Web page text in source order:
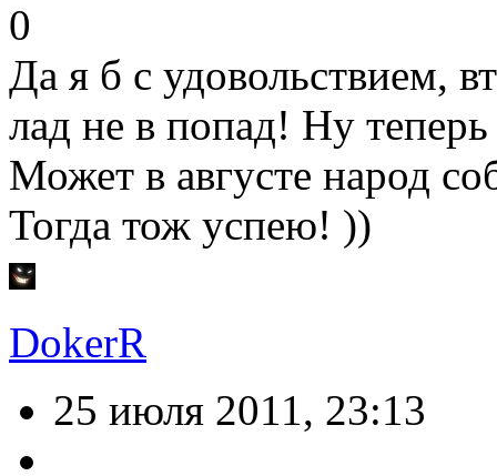
0
Да я б с удовольствием,
лад не в попад! Ну
Может в августе народ
Тогда тож успею! ))
DokerR
25 июля 2011, 23:13